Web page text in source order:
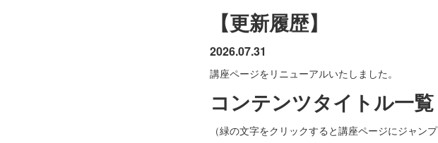
【更新履歴】
2026.07.31
講座ページをリニューアルいたしました。
コンテンツタイトル一覧
（緑の文字をクリックすると講座ページにジャンプ